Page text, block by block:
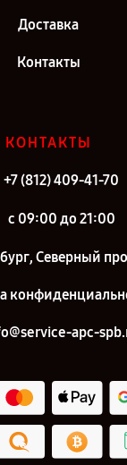
Доставка
Контакты
КОНТАКТЫ
+7 (812) 409-41-70
c 09:00 до 21:00
Северный
apc-